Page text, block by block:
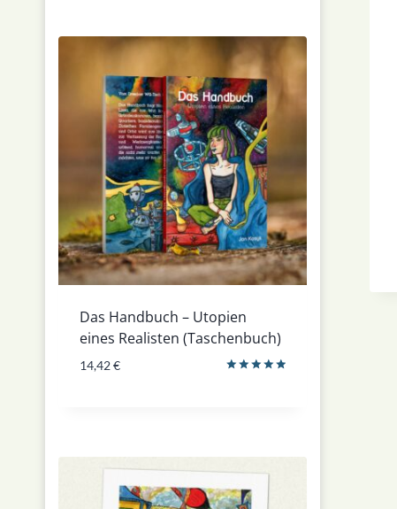
Das Handbuch – Utopien
eines Realisten (Taschenbuch)
14,42€